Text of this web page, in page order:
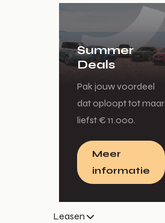
Summer
Deals
Pak jouw voordeel
dat oploopt tot maar
liefst € 11.000.
Meer
informatie
Leasen